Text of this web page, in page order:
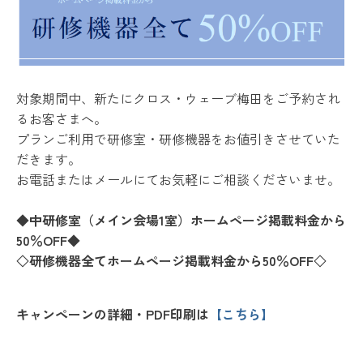
対象期間中、新たにクロス・ウェーブ梅田をご予約され
るお客さまへ。
プランご利用で研修室・研修機器をお値引きさせていた
だきます。
お電話またはメールにてお気軽にご相談くださいませ。
◆中研修室（メイン会場1室）ホームページ掲載料金から
50％OFF◆
◇研修機器全てホームページ掲載料金から50％OFF◇
キャンペーンの詳細・PDF印刷は 【こちら】